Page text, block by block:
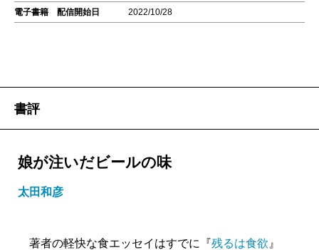
電子書籍 配信開始日 2022/10/28
書評
娘が注いだビールの味
太田和彦
著者の軽快な食エッセイはすでに『残るは食欲 』